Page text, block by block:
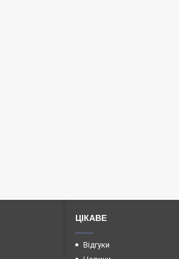
ЦІКАВЕ
Відгуки